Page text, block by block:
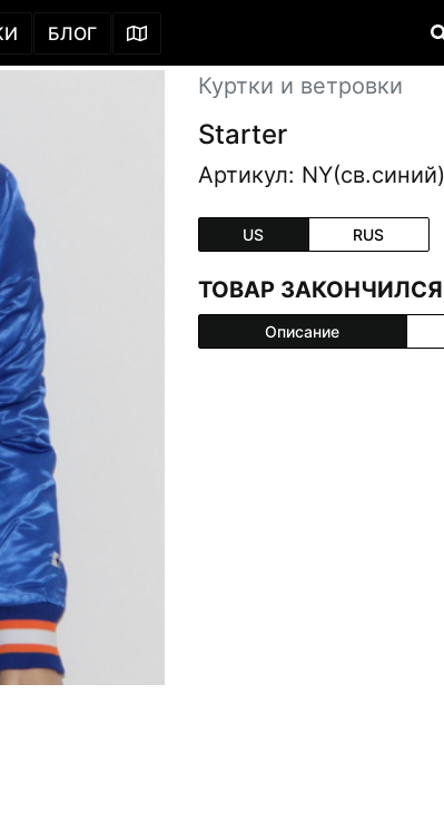
БЛОГ
Куртки и ветровки
Starter
Артикул: NY(св.синий)
US RUS
ТОВАР ЗАКОНЧИЛСЯ
Описание